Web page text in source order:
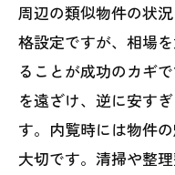
周辺の類似物件の状
格設定ですが、相場
ることが成功のカギ
を遠ざけ、逆に安す
す。内覧時には物件
大切です。清掃や整